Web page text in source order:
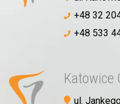
+48 32
+48 533
Katowice
ul.